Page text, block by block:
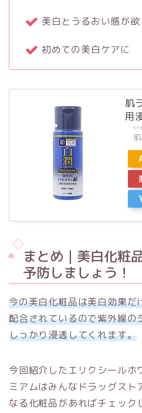
美白とうるおい感が
初めての美白ケアに
肌
用
まとめ｜美白化粧
予防しましょう！
今の美白化粧品は美白効果だ
配合されているので紫外線の
しっかり浸透してくれます。
今回紹介したエリクシールホ
ミアムはみんなドラッグスト
なる化粧品があればチェック